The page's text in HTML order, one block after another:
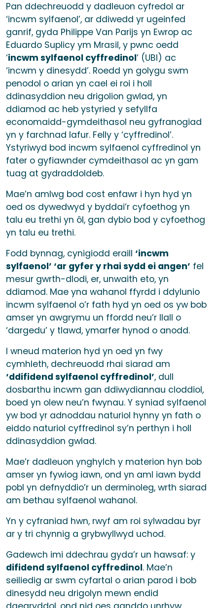
Pan ddechreuodd y dadleuon cyfredol ar
‘incwm sylfaenol’, ar ddiwedd yr ugeinfed
ganrif, gyda Philippe Van Parijs yn Ewrop ac
Eduardo Suplicy ym Mrasil, y pwnc oedd
‘incwm sylfaenol cyffredinol’ (UBI) ac
‘incwm y dinesydd’. Roedd yn golygu swm
penodol o arian yn cael ei roi i holl
ddinasyddion neu drigolion gwlad, yn
ddiamod ac heb ystyried y sefyllfa
economaidd-gymdeithasol neu gyfranogiad
yn y farchnad lafur. Felly y ‘cyffredinol’.
Ystyriwyd bod incwm sylfaenol cyffredinol yn
fater o gyfiawnder cymdeithasol ac yn gam
tuag at gydraddoldeb.
Mae’n amlwg bod cost enfawr i hyn hyd yn
oed os dywedwyd y byddai’r cyfoethog yn
talu eu trethi yn ôl, gan dybio bod y cyfoethog
yn talu eu trethi.
Fodd bynnag, cynigiodd eraill ‘incwm
sylfaenol’ ‘ar gyfer y rhai sydd ei angen’ fel
mesur gwrth-dlodi, er, unwaith eto, yn
ddiamod. Mae yna wahanol ffyrdd i ddylunio
incwm sylfaenol o’r fath hyd yn oed os yw bob
amser yn awgrymu un ffordd neu’r llall o
‘dargedu’ y tlawd, ymarfer hynod o anodd.
I wneud materion hyd yn oed yn fwy
cymhleth, dechreuodd rhai siarad am
‘ddifidend sylfaenol cyffredinol’, dull
dosbarthu incwm gan ddiwydiannau cloddiol,
boed yn olew neu’n fwynau. Y syniad sylfaenol
yw bod yr adnoddau naturiol hynny yn fath o
eiddo naturiol cyffredinol sy’n perthyn i holl
ddinasyddion gwlad.
Mae’r dadleuon ynghylch y materion hyn bob
amser yn fywiog iawn, ond yn aml iawn bydd
pobl yn defnyddio’r un derminoleg, wrth siarad
am bethau sylfaenol wahanol.
Yn y cyfraniad hwn, rwyf am roi sylwadau byr
ar y tri chynnig a grybwyllwyd uchod.
Gadewch imi ddechrau gyda’r un hawsaf: y
difidend sylfaenol cyffredinol. Mae’n
seiliedig ar swm cyfartal o arian parod i bob
dinesydd neu drigolyn mewn endid